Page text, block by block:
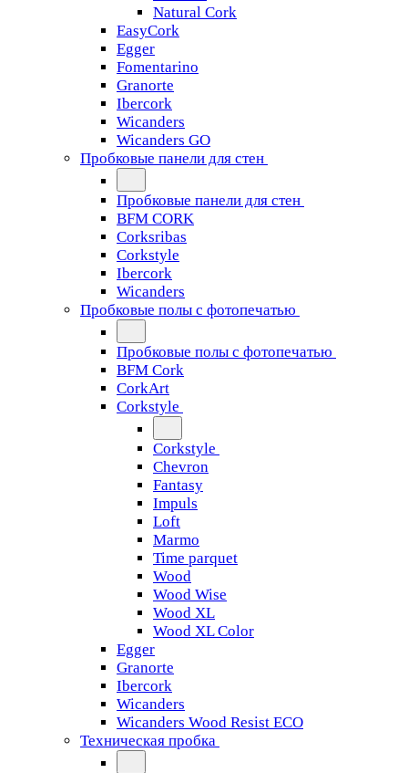
Natural Cork
EasyCork
Egger
Fomentarino
Granorte
Ibercork
Wicanders
Wicanders GO
Пробковые панели для стен
Пробковые панели для стен
BFM CORK
Corksribas
Corkstyle
Ibercork
Wicanders
Пробковые полы с фотопечатью
Пробковые полы с фотопечатью
BFM Cork
CorkArt
Corkstyle
Corkstyle
Chevron
Fantasy
Impuls
Loft
Marmo
Time parquet
Wood
Wood Wise
Wood XL
Wood XL Color
Egger
Granorte
Ibercork
Wicanders
Wicanders Wood Resist ECO
Техническая пробка